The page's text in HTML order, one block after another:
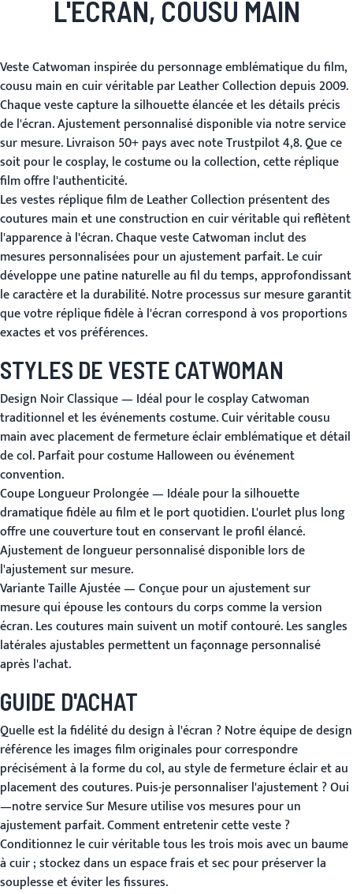
L'ÉCRAN, COUSU MAIN
Veste Catwoman inspirée du personnage emblématique du film,
cousu main en cuir véritable par Leather Collection depuis 2009.
Chaque veste capture la silhouette élancée et les détails précis
de l'écran. Ajustement personnalisé disponible via notre service
sur mesure. Livraison 50+ pays avec note Trustpilot 4,8. Que ce
soit pour le cosplay, le costume ou la collection, cette réplique
film offre l'authenticité.
Les vestes réplique film de Leather Collection présentent des
coutures main et une construction en cuir véritable qui reflètent
l'apparence à l'écran. Chaque veste Catwoman inclut des
mesures personnalisées pour un ajustement parfait. Le cuir
développe une patine naturelle au fil du temps, approfondissant
le caractère et la durabilité. Notre processus sur mesure garantit
que votre réplique fidèle à l'écran correspond à vos proportions
exactes et vos préférences.
STYLES DE VESTE CATWOMAN
Design Noir Classique— Idéal pour le cosplay Catwoman
traditionnel et les événements costume. Cuir véritable cousu
main avec placement de fermeture éclair emblématique et détail
de col. Parfait pour costume Halloween ou événement
convention.
Coupe Longueur Prolongée— Idéale pour la silhouette
dramatique fidèle au film et le port quotidien. L'ourlet plus long
offre une couverture tout en conservant le profil élancé.
Ajustement de longueur personnalisé disponible lors de
l'ajustement sur mesure.
Variante Taille Ajustée— Conçue pour un ajustement sur
mesure qui épouse les contours du corps comme la version
écran. Les coutures main suivent un motif contouré. Les sangles
latérales ajustables permettent un façonnage personnalisé
après l'achat.
GUIDE D'ACHAT
Quelle est la fidélité du design à l'écran ?Notre équipe de design
référence les images film originales pour correspondre
précisément à la forme du col, au style de fermeture éclair et au
placement des coutures.Puis-je personnaliser l'ajustement ?Oui
—notre serviceSur Mesureutilise vos mesures pour un
ajustement parfait.Comment entretenir cette veste ?
Conditionnez le cuir véritable tous les trois mois avec un baume
à cuir ; stockez dans un espace frais et sec pour préserver la
souplesse et éviter les fissures.